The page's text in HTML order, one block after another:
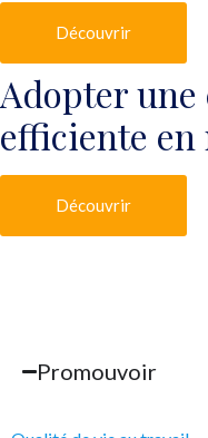
Découvrir
Adopter
efficiente
Découvrir
Promouvoir